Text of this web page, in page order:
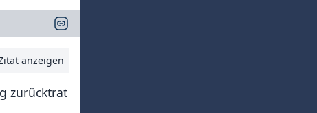
anzeigen
zurücktrat